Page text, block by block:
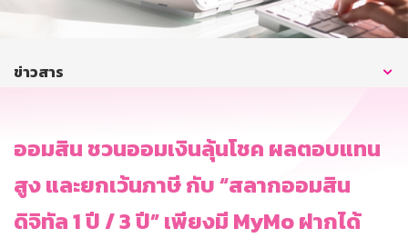
บริการออนไลน์
ข่าวสาร
ออมสิน ชวนออมเงินลุ้นโชค ผลตอบแทน
สูง และยกเว้นภาษี กับ “สลากออมสิน
ดิจิทัล 1 ปี / 3 ปี” เพียงมี MyMo ฝากได้